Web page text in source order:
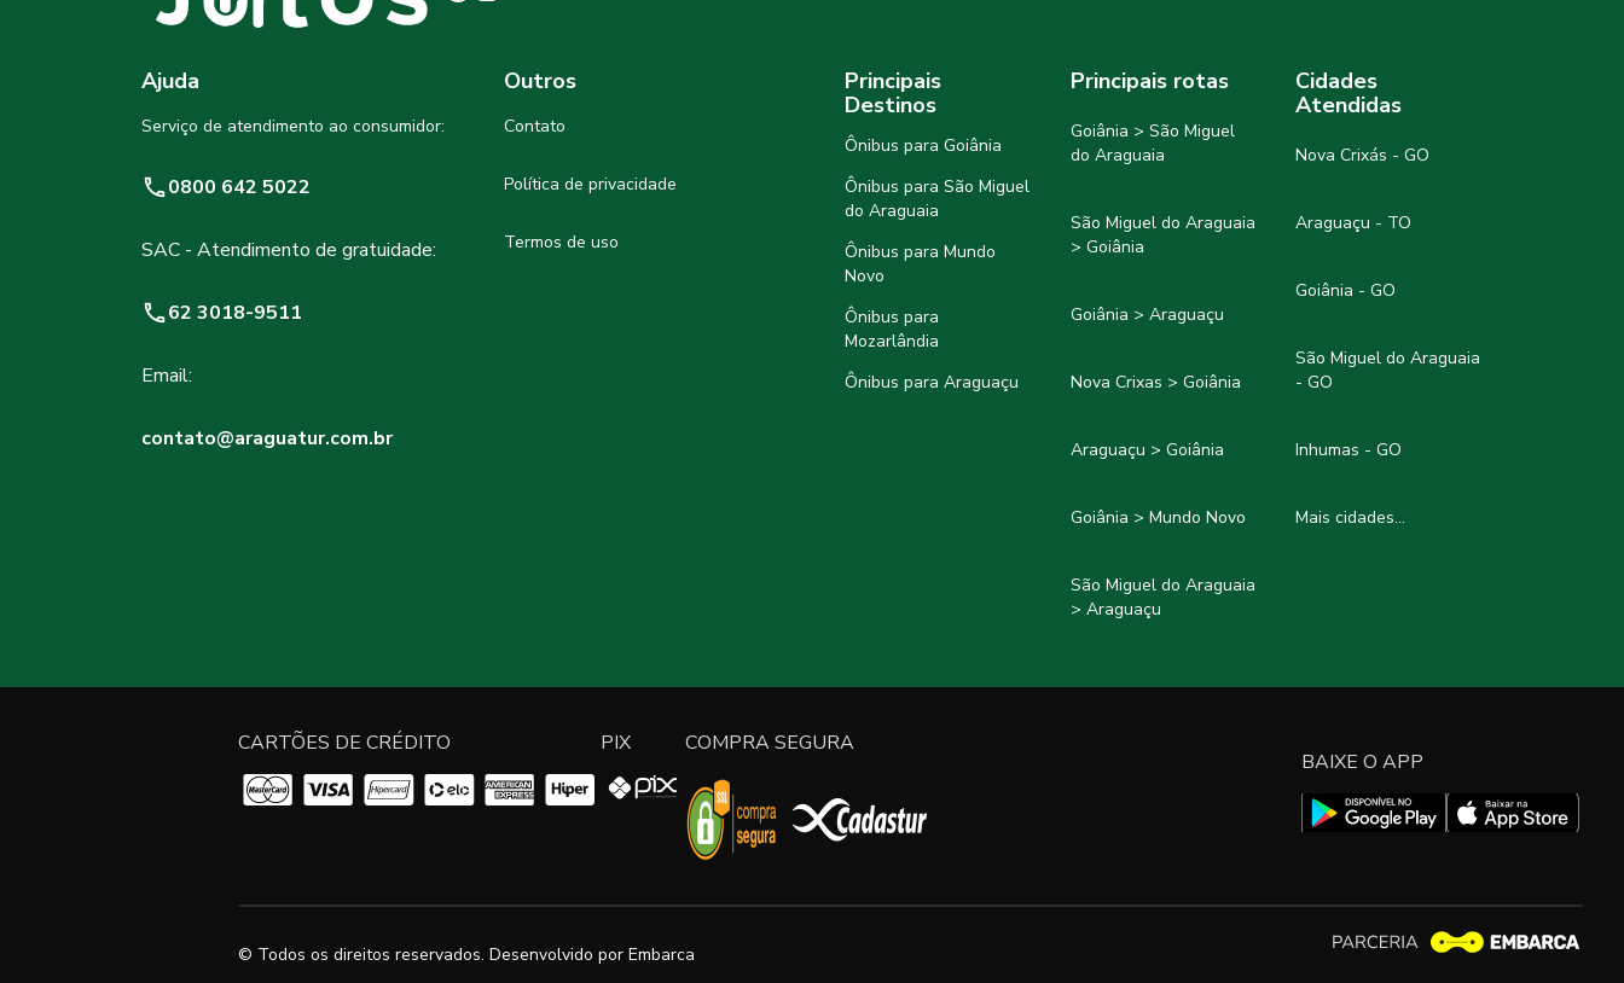
Ajuda
Serviço de atendimento ao consumidor:
0800 642 5022
SAC - Atendimento de gratuidade:
62 3018-9511
Email:
contato@araguatur.com.br
Outros
Contato
Política de privacidade
Termos de uso
Principais
Destinos
Ônibus para Goiânia
Ônibus para São Miguel
do Araguaia
Ônibus para Mundo
Novo
Ônibus para
Mozarlândia
Ônibus para Araguaçu
Principais rotas
Goiânia > São Miguel
do Araguaia
São Miguel do Araguaia
> Goiânia
Goiânia > Araguaçu
Nova Crixas > Goiânia
Araguaçu > Goiânia
Goiânia > Mundo Novo
São Miguel do Araguaia
> Araguaçu
Cidades
Atendidas
Nova Crixás - GO
Araguaçu - TO
Goiânia - GO
São Miguel do Araguaia
- GO
Inhumas - GO
Mais cidades...
CARTÕES DE CRÉDITO PIX COMPRA SEGURA
BAIXE O APP
© Todos os direitos reservados. Desenvolvido por Embarca